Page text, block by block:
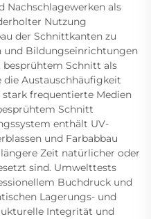
Nachschlagewerken als
Nutzung
der Schnittkanten zu
und Bildungseinrichtungen
Schnitt als
Austauschhäufigkeit
frequentierte Medien
Schnitt
enthält UV-
und Farbabbau
Zeit natürlicher oder
sind. Umwelttests
Buchdruck und
Lagerungs- und
Integrität und